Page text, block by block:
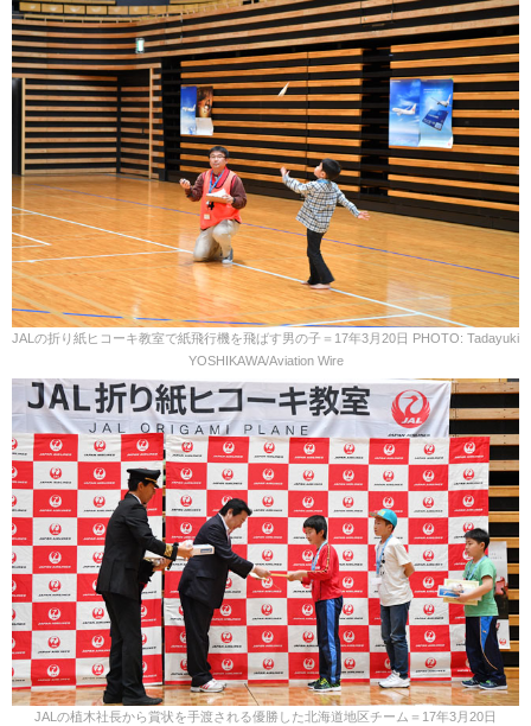
JALの折り紙ヒコーキ教室で紙飛行機を飛ばす男の子＝17年3月20日 PHOTO: Tadayuki
YOSHIKAWA/Aviation Wire
JALの植木社長から賞状を手渡される優勝した北海道地区チーム＝17年3月20日